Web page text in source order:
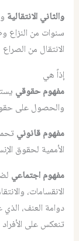
والثاني الانتقالية
سنوات من النزاع
الانتقال من
إذاً هي
مفهوم حقوقي
والحصول على
مفهوم قانوني
الأممية لحقوق
مفهوم اجتماعي
الانقسامات،
دوامة العنف، الذي
تنعكس على